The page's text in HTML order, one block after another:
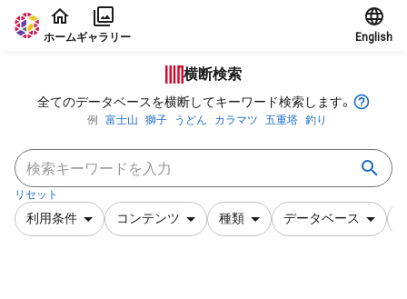
本文に飛ぶ
ホームギャラリー English
横断検索
全てのデータベースを横断してキーワード検索します。
例 富士山 獅子 うどん カラマツ 五重塔 釣り
リセット
利用条件 コンテンツ 種類 データベース